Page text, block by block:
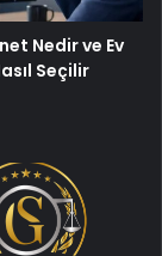
Nedir ve Ev
Seçilir